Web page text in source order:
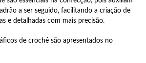
a ser seguido, facilitando a criação de
e detalhadas com mais precisão.
de crochê são apresentados no